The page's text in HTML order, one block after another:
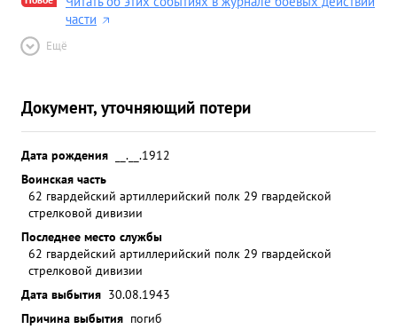
части
Ещё
Документ, уточняющий потери
Дата рождения
__.__.1912
Воинская часть
62 гвардейский артиллерийский полк 29 гвардейской
стрелковой дивизии
Последнее место службы
62 гвардейский артиллерийский полк 29 гвардейской
стрелковой дивизии
Дата выбытия 30.08.1943
Причина выбытия погиб